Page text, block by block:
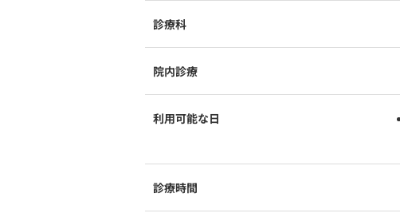
診療科
院内診療
利用可能な日
診療時間